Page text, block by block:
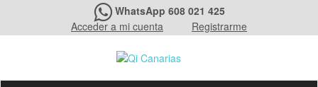
WhatsApp 608 021 425
Acceder a mi cuenta
Registrarme